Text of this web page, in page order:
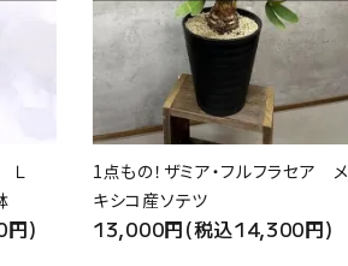
Ｌ
円)
1点もの！ザミア・フルフラセア メ
キシコ産ソテツ
13,000円(税込14,300円)